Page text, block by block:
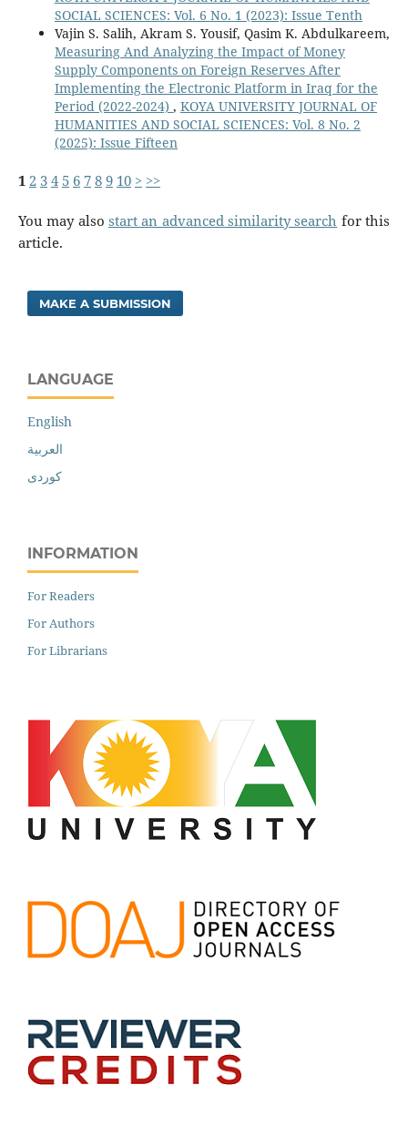
SOCIAL SCIENCES: Vol. 6 No. 1 (2023): Issue Tenth
Vajin S. Salih, Akram S. Yousif, Qasim K. Abdulkareem,
Measuring And Analyzing the Impact of Money
Supply Components on Foreign Reserves After
Implementing the Electronic Platform in Iraq for the
Period (2022-2024) , KOYA UNIVERSITY JOURNAL OF
HUMANITIES AND SOCIAL SCIENCES: Vol. 8 No. 2
(2025): Issue Fifteen
12 34 5 6 789 10 > >>
You may also start an advanced similarity search for this
article.
MAKE A SUBMISSION
LANGUAGE
English
العربية
کوردی
INFORMATION
For Readers
For Authors
For Librarians